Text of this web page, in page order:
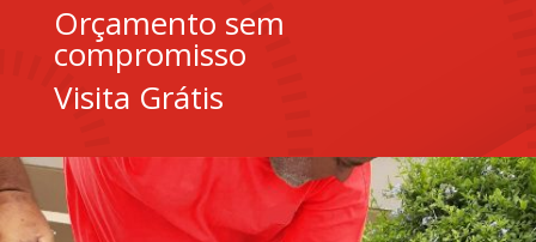
Orçamento sem
compromisso
Visita Grátis